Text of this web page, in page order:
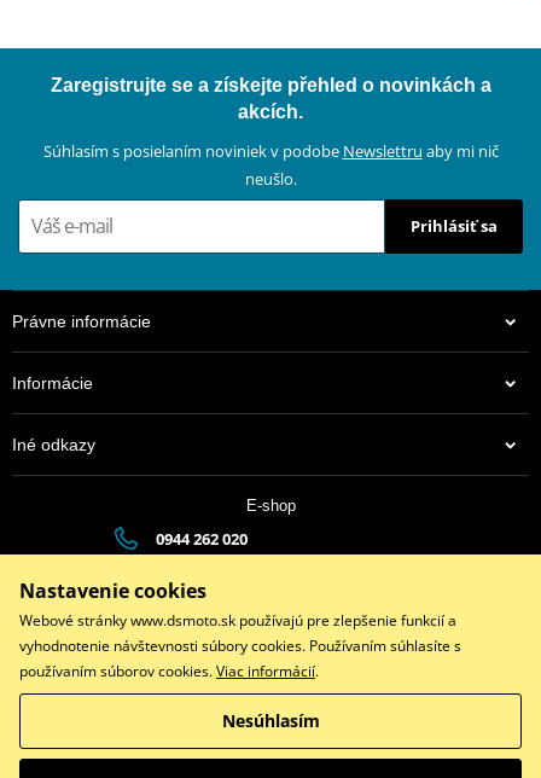
Stírací kroužky K-Tech RCU jsou přímou náhradou za originální
Zaregistrujte se a získejte přehled o novinkách a
akcích.
Súhlasím s posielaním noviniek v podobe Newslettru aby mi nič
neušlo.
Prihlásiť sa
Právne informácie
Informácie
Iné odkazy
E-shop
0944 262 020
Po-Pia (8:00 - 17:00) | So (9:00 - 12:00)
Facebook Instagram
Copyright © 2026 www.dsmoto.sk
Všetky práva vyhradené
Nastavenie cookies
Webové stránky www.dsmoto.sk používajú pre zlepšenie funkcií a
vyhodnotenie návštevnosti súbory cookies. Používaním súhlasíte s
používaním súborov cookies.Viac informácií.
Nesúhlasím